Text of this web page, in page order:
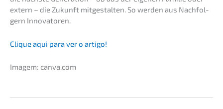
extern – die Zukunft mitge­stal­ten. So werden aus Nachfol­
gern Innovatoren.
Clique aqui para ver o artigo!
Imagem: canva.com